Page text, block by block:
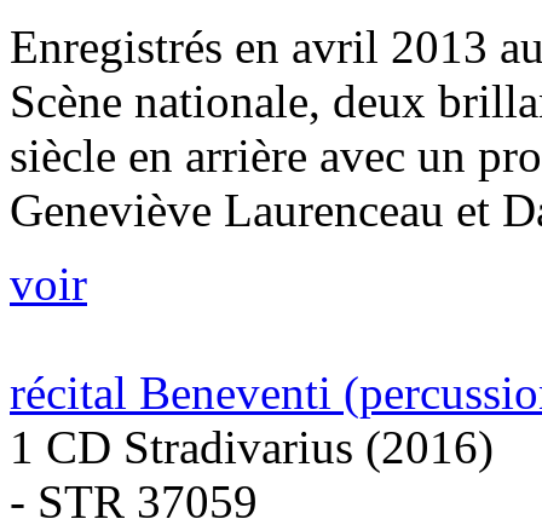
Enregistrés en avril 2013
Scène nationale, deux
siècle en arrière avec un
Geneviève Laurenceau et
voir
récital Beneventi
1 CD Stradivarius (2016)
- STR 37059